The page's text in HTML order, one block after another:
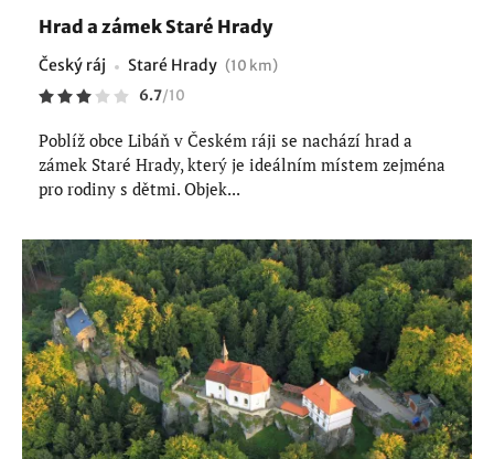
Hrad a zámek Staré Hrady
Český ráj Staré Hrady (10 km)
6.7/10
Poblíž obce Libáň v Českém ráji se nachází hrad a
zámek Staré Hrady, který je ideálním místem zejména
pro rodiny s dětmi. Objek...